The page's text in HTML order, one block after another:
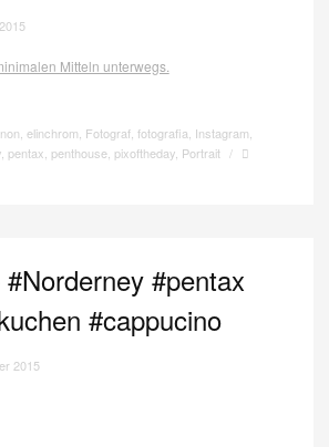
, elinchrom, Fotograf, fotografia, Instagram,
, pentax, penthouse, pixoftheday, Portrait /
#pentax
#cappucino
2015